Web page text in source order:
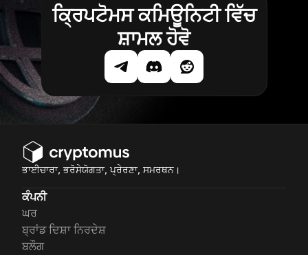
ਕ੍ਰਿਪਟੋਮਸ ਕਮਿਊਨਿਟੀ ਵਿੱਚ
ਸ਼ਾਮਲ ਹੋਵੋ
ਭਾਈਚਾਰਾ, ਭਰੋਸੇਯੋਗਤਾ, ਪ੍ਰੇਰਣਾ, ਸਮਰਥਨ।
ਕੰਪਨੀ
ਘਰ
ਬ੍ਰਾਂਡ ਦਿਸ਼ਾ ਨਿਰਦੇਸ਼
ਬਲੌਗ